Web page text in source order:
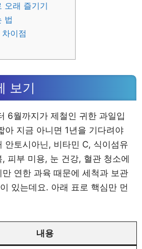
오래 즐기기
법
이점
보기
6월까지가 제철인 귀한 과일입
아 지금 아니면 1년을 기다려야
안토시아닌, 비타민 C, 식이섬유
피부 미용, 눈 건강, 혈관 청소에
만 연한 과육 때문에 세척과 보관
있는데요. 아래 표로 핵심만 먼
내용